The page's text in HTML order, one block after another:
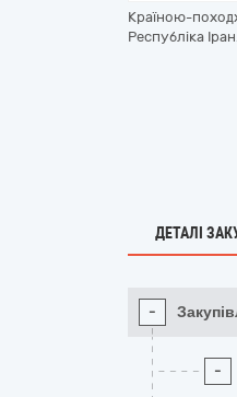
Країною-
Республіка
ДЕТАЛІ
-
-